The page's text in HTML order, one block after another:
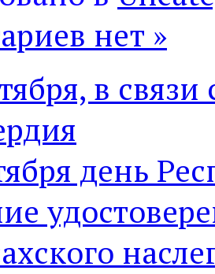
нет »
в
день